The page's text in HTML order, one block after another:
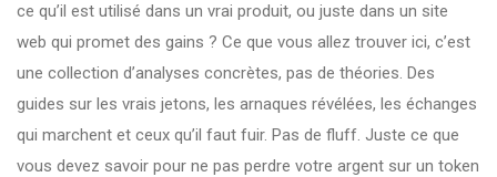
ce qu’il est utilisé dans un vrai produit, ou juste dans un site
web qui promet des gains ? Ce que vous allez trouver ici, c’est
une collection d’analyses concrètes, pas de théories. Des
guides sur les vrais jetons, les arnaques révélées, les échanges
qui marchent et ceux qu’il faut fuir. Pas de fluff. Juste ce que
vous devez savoir pour ne pas perdre votre argent sur un token